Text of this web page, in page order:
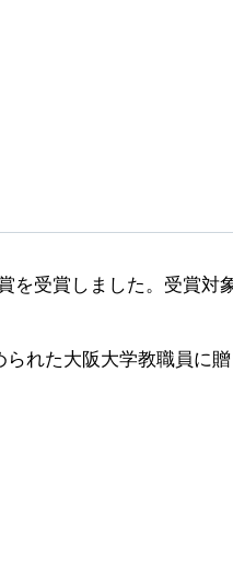
を受賞しました。受賞対
れた大阪大学教職員に